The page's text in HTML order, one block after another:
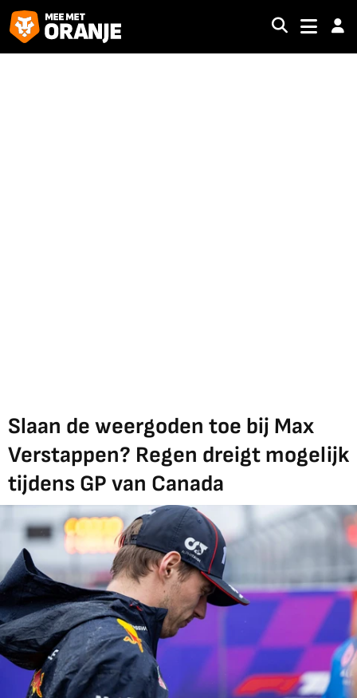
Slaan de weergoden toe bij Max
Verstappen? Regen dreigt mogelijk
tijdens GP van Canada